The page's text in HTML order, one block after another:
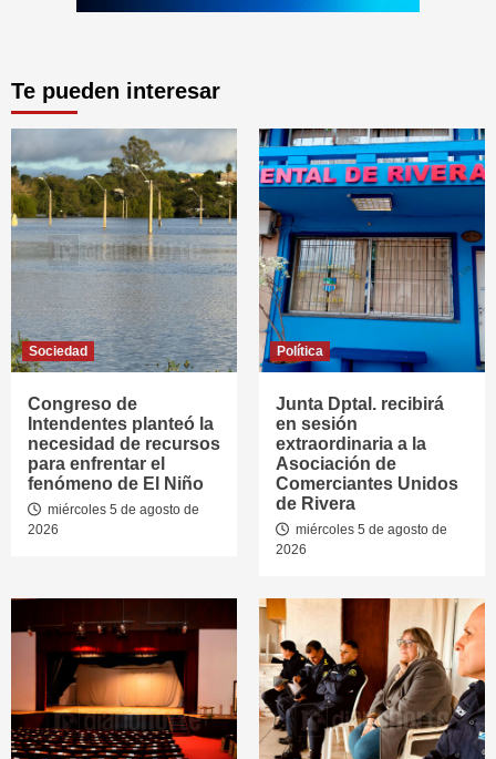
Te pueden interesar
Sociedad
Congreso de
Intendentes planteó la
necesidad de recursos
para enfrentar el
fenómeno de El Niño
miércoles 5 de agosto de
2026
Política
Junta Dptal. recibirá
en sesión
extraordinaria a la
Asociación de
Comerciantes Unidos
de Rivera
miércoles 5 de agosto de
2026